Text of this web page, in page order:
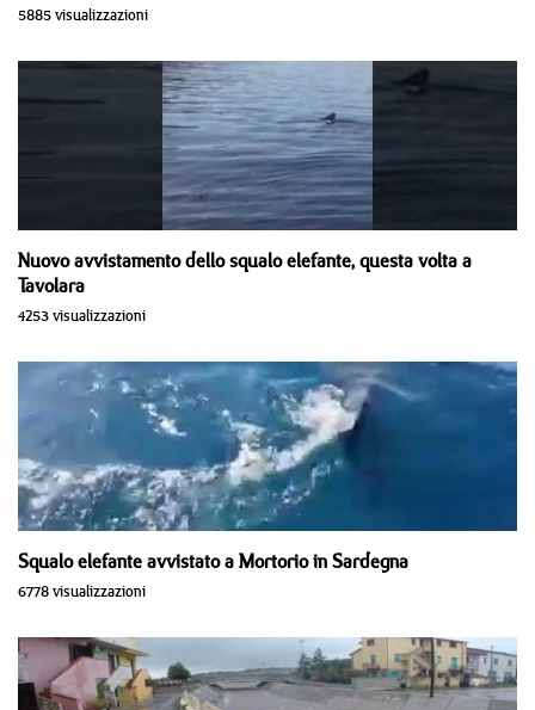
5885 visualizzazioni
Nuovo avvistamento dello squalo elefante, questa volta a
Tavolara
4253 visualizzazioni
Squalo elefante avvistato a Mortorio in Sardegna
6778 visualizzazioni